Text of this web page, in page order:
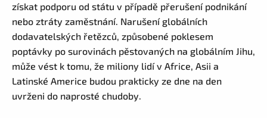
získat podporu od státu v případě přerušení podnikání
nebo ztráty zaměstnání. Narušení globálních
dodavatelských řetězců, způsobené poklesem
poptávky po surovinách pěstovaných na globálním Jihu,
může vést k tomu, že miliony lidí v Africe, Asii a
Latinské Americe budou prakticky ze dne na den
uvrženi do naprosté chudoby.